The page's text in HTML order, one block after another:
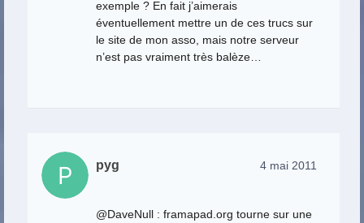
exemple ? En fait j’aimerais
éventuellement mettre un de ces trucs sur
le site de mon asso, mais notre serveur
n’est pas vraiment très balèze…
pyg 4 mai 2011
@DaveNull : framapad.org tourne sur une